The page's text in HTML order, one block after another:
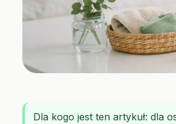
Dla kogo jest ten artykuł: dla